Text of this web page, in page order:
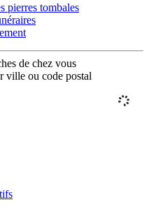
pierres tombales
de chez vous
ville ou code postal